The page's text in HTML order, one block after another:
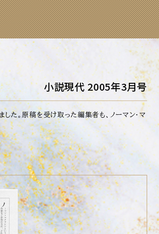
小説現代 2005年3月号
。原稿を受け取った編集者も、ノーマン・マ